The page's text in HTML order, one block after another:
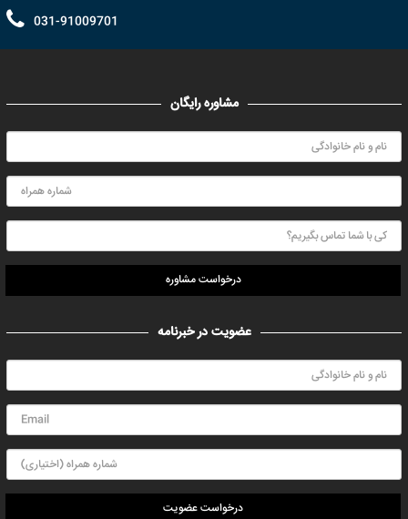
031-91009701
مشاوره رایگان
درخواست مشاوره
عضویت در خبرنامه
درخواست عضویت